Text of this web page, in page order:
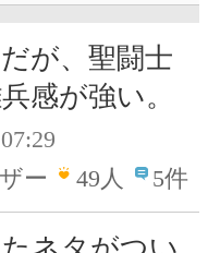
が、聖闘士
感が強い。
ー
49人 5件